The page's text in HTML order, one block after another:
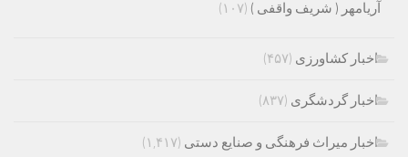
آریامهر ( شریف واقفی ) (۱۰۷)
اخبار کشاورزی (۴۵۷)
اخبار گردشگری (۸۳۷)
اخبار میراث فرهنگی و صنایع دستی (۱,۴۱۷)